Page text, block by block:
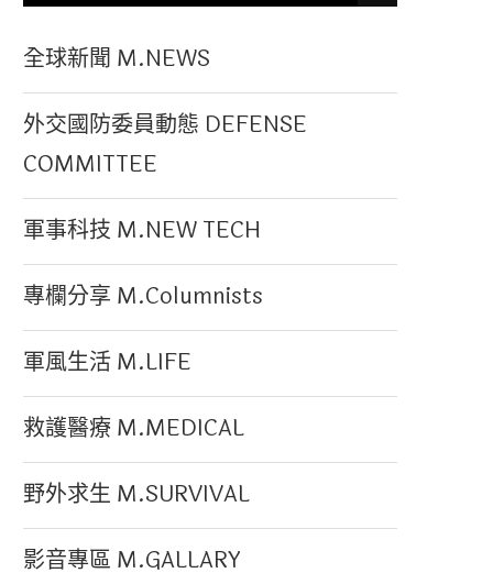
全球新聞 M.NEWS
外交國防委員動態 DEFENSE
COMMITTEE
軍事科技 M.NEW TECH
專欄分享 M.Columnists
軍風生活 M.LIFE
救護醫療 M.MEDICAL
野外求生 M.SURVIVAL
影音專區 M.GALLARY